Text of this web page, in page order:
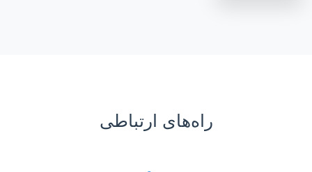
راه‌های ارتباطی